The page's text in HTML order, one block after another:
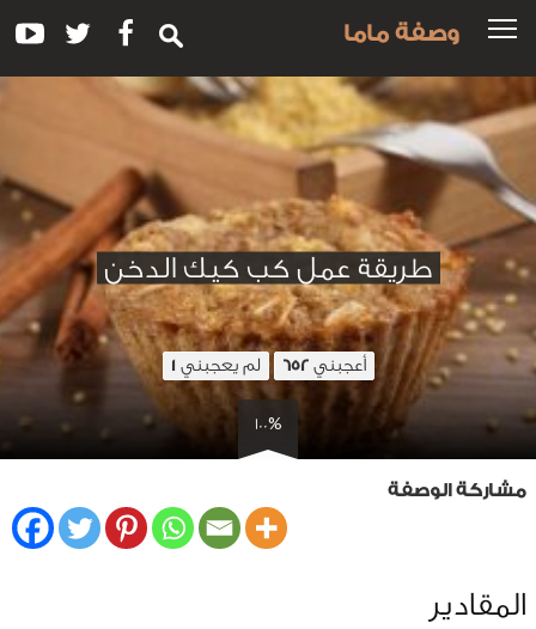
وصفة ماما
طريقة عمل كب كيك الدخن
أعجبني652 لم يعجبني 1
100%
مشاركة الوصفة
المقادير